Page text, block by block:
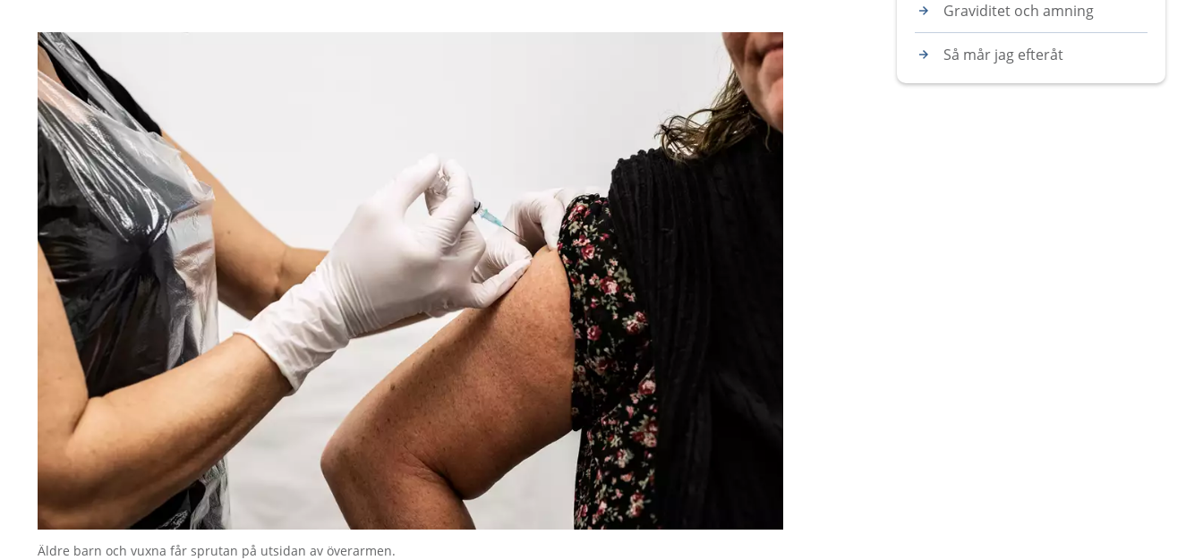
Äldre barn och vuxna får sprutan på utsidan av överarmen.
Graviditet och amning
Så mår jag efteråt